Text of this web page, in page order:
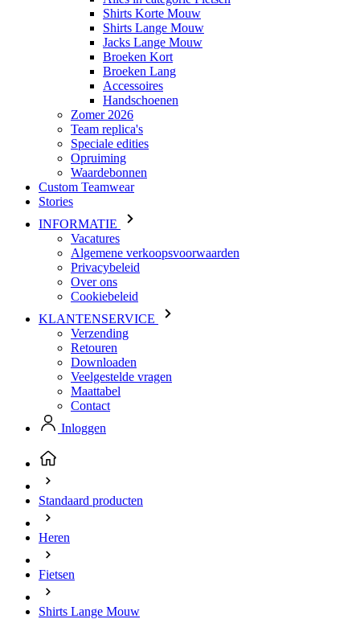
Shirts Korte Mouw
Shirts Lange Mouw
Jacks Lange Mouw
Broeken Kort
Broeken Lang
Accessoires
Handschoenen
Zomer 2026
Team replica's
Speciale edities
Opruiming
Waardebonnen
Custom Teamwear
Stories
INFORMATIE
Vacatures
Algemene verkoopsvoorwaarden
Privacybeleid
Over ons
Cookiebeleid
KLANTENSERVICE
Verzending
Retouren
Downloaden
Veelgestelde vragen
Maattabel
Contact
Inloggen
Standaard producten
Heren
Fietsen
Shirts Lange Mouw